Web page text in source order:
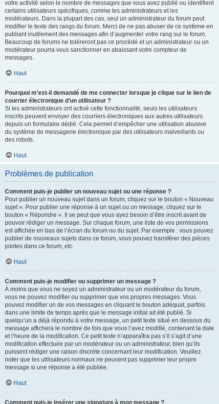
votre activité selon le nombre de messages que vous avez publié ou identifient
certains utilisateurs spécifiques, comme les administrateurs et les
modérateurs. Dans la plupart des cas, seul un administrateur du forum peut
modifier le texte des rangs du forum. Merci de ne pas abuser de ce système en
publiant inutilement des messages afin d’augmenter votre rang sur le forum.
Beaucoup de forums ne toléreront pas ce procédé et un administrateur ou un
modérateur pourra vous sanctionner en abaissant votre compteur de
messages.
Haut
Pourquoi m’est-il demandé de me connecter lorsque je clique sur le lien de
courrier électronique d’un utilisateur ?
Si les administrateurs ont activé cette fonctionnalité, seuls les utilisateurs
inscrits peuvent envoyer des courriers électroniques aux autres utilisateurs
depuis un formulaire dédié. Cela permet d’empêcher une utilisation abusive
du système de messagerie électronique par des utilisateurs malveillants ou
des robots.
Haut
Problèmes de publication
Comment puis-je publier un nouveau sujet ou une réponse ?
Pour publier un nouveau sujet dans un forum, cliquez sur le bouton « Nouveau
sujet ». Pour publier une réponse à un sujet ou un message, cliquez sur le
bouton « Répondre ». Il se peut que vous ayez besoin d’être inscrit avant de
pouvoir rédiger un message. Sur chaque forum, une liste de vos permissions
est affichée en bas de l’écran du forum ou du sujet. Par exemple : vous pouvez
publier de nouveaux sujets dans ce forum, vous pouvez transférer des pièces
jointes dans ce forum, etc.
Haut
Comment puis-je modifier ou supprimer un message ?
À moins que vous ne soyez un administrateur ou un modérateur du forum,
vous ne pouvez modifier ou supprimer que vos propres messages. Vous
pouvez modifier un de vos messages en cliquant le bouton adéquat, parfois
dans une limite de temps après que le message initial ait été publié. Si
quelqu’un a déjà répondu à votre message, un petit texte situé en dessous du
message affichera le nombre de fois que vous l’avez modifié, contenant la date
et l’heure de la modification. Ce petit texte n’apparaîtra pas s’il s’agit d’une
modification effectuée par un modérateur ou un administrateur, bien qu’ils
puissent rédiger une raison discrète concernant leur modification. Veuillez
noter que les utilisateurs normaux ne peuvent pas supprimer leur propre
message si une réponse a été publiée.
Haut
Comment puis-je insérer une signature à mon message ?